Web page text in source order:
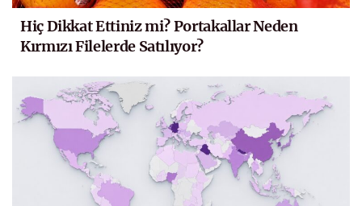
Hiç Dikkat Ettiniz mi? Portakallar Neden
Kırmızı Filelerde Satılıyor?